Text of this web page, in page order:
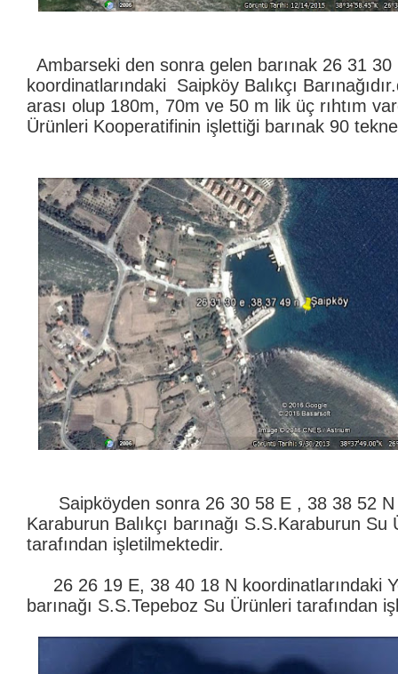
Ambarseki den sonra gelen barınak 26 31
koordinatlarındaki Saipköy Balıkçı
arası olup 180m, 70m ve 50 m lik üç rıhtım
Ürünleri Kooperatifinin işlettiği barınak 90
Saipköyden sonra 26 30 58 E , 38 38 52 N
Karaburun Balıkçı barınağı S.S.Karaburun
tarafından işletilmektedir.
26 26 19 E, 38 40 18 N koordinatlarındaki
barınağı S.S.Tepeboz Su Ürünleri tarafından